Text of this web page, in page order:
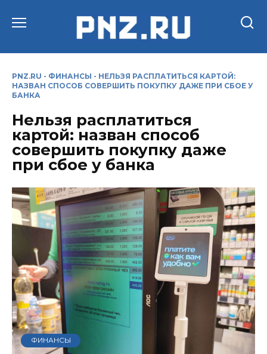
PNZ.RU - ФИНАНСЫ - НЕЛЬЗЯ РАСПЛАТИТЬСЯ КАРТОЙ:
НАЗВАН СПОСОБ СОВЕРШИТЬ ПОКУПКУ ДАЖЕ ПРИ СБОЕ У
БАНКА
Нельзя расплатиться
картой: назван способ
совершить покупку даже
при сбое у банка
ФИНАНСЫ